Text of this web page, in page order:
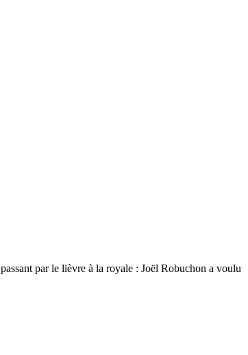
par le lièvre à la royale : Joël Robuchon a voulu